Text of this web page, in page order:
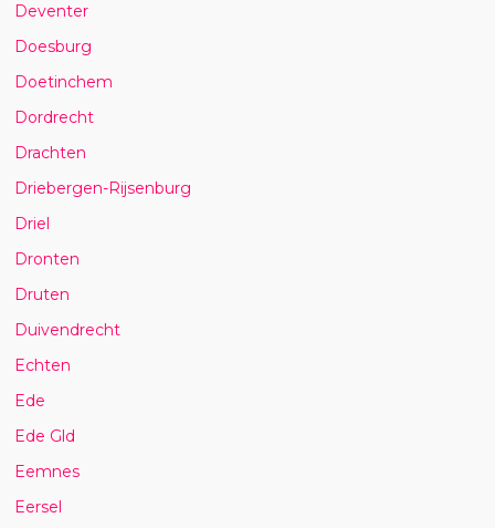
Deventer
Doesburg
Doetinchem
Dordrecht
Drachten
Driebergen-Rijsenburg
Driel
Dronten
Druten
Duivendrecht
Echten
Ede
Ede Gld
Eemnes
Eersel